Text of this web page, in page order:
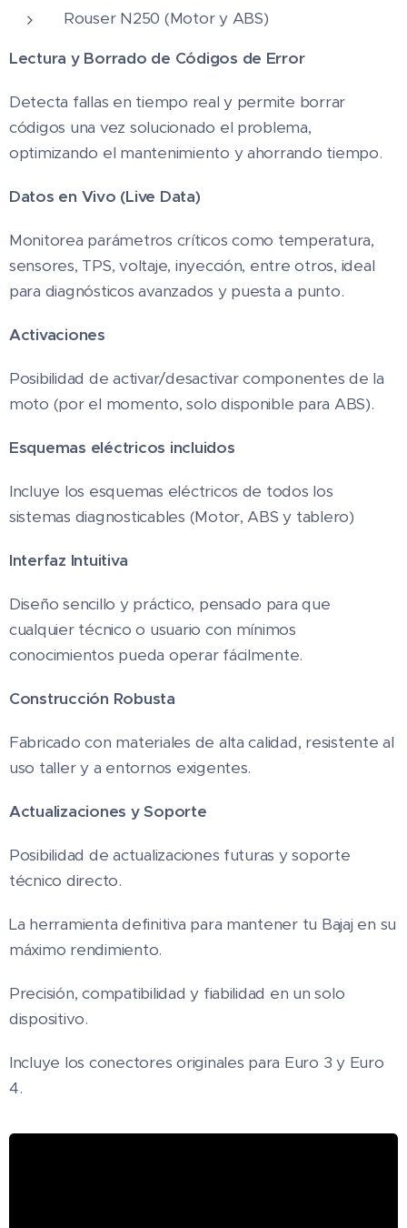
Rouser N250 (Motor y ABS)
Lectura y Borrado de Códigos de Error
Detecta fallas en tiempo real y permite borrar
códigos una vez solucionado el problema,
optimizando el mantenimiento y ahorrando tiempo.
Datos en Vivo (Live Data)
Monitorea parámetros críticos como temperatura,
sensores, TPS, voltaje, inyección, entre otros, ideal
para diagnósticos avanzados y puesta a punto.
Activaciones
Posibilidad de activar/desactivar componentes de la
moto (por el momento, solo disponible para ABS).
Esquemas eléctricos incluidos
Incluye los esquemas eléctricos de todos los
sistemas diagnosticables (Motor, ABS y tablero)
Interfaz Intuitiva
Diseño sencillo y práctico, pensado para que
cualquier técnico o usuario con mínimos
conocimientos pueda operar fácilmente.
Construcción Robusta
Fabricado con materiales de alta calidad, resistente al
uso taller y a entornos exigentes.
Actualizaciones y Soporte
Posibilidad de actualizaciones futuras y soporte
técnico directo.
La herramienta definitiva para mantener tu Bajaj en su
máximo rendimiento.
Precisión, compatibilidad y fiabilidad en un solo
dispositivo.
Incluye los conectores originales para Euro 3 y Euro
4.